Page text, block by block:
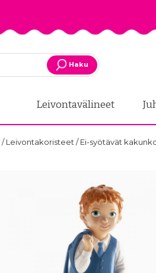
Haku
Leivontavälineet
/Leivontakoristeet /Ei-syötävät